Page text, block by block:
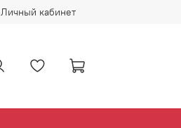
Личный кабинет